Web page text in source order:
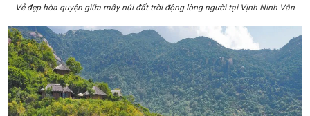
Vẻ đẹp hòa quyện giữa mây núi đất trời động lòng người tại Vịnh Ninh Vân